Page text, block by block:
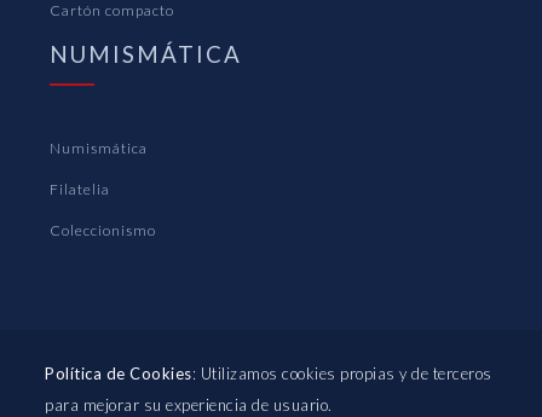
Cartón compacto
NUMISMÁTICA
Numismática
Filatelia
Coleccionismo
PLÁSTICOS PARDO S.A. © 2022
Política de Cookies: Utilizamos cookies propias y de terceros
para mejorar su experiencia de usuario.